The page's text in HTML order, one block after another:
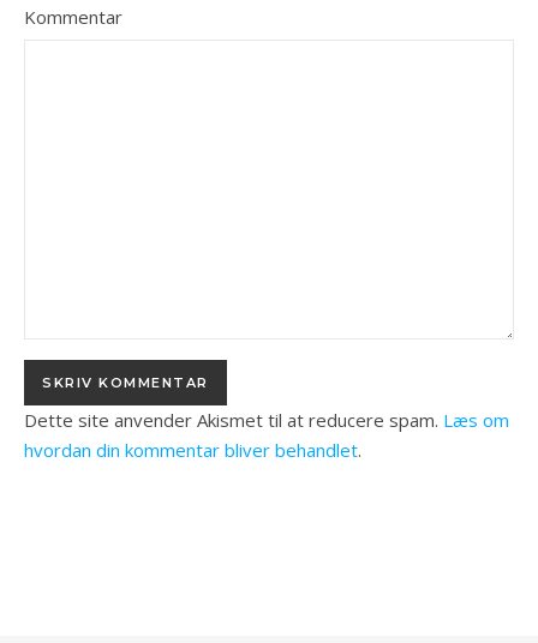
Kommentar
Dette site anvender Akismet til at reducere spam. Læs om
hvordan din kommentar bliver behandlet.